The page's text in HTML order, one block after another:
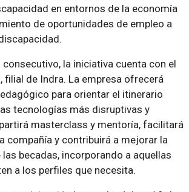
en entornos de la economía
de oportunidades de empleo a
la iniciativa cuenta con el
filial de Indra. La empresa ofrecerá
para orientar el itinerario
tecnologías más disruptivas y
masterclass y mentoría, facilitará
compañía y contribuirá a mejorar la
becadas, incorporando a aquellas
a los perfiles que necesita.